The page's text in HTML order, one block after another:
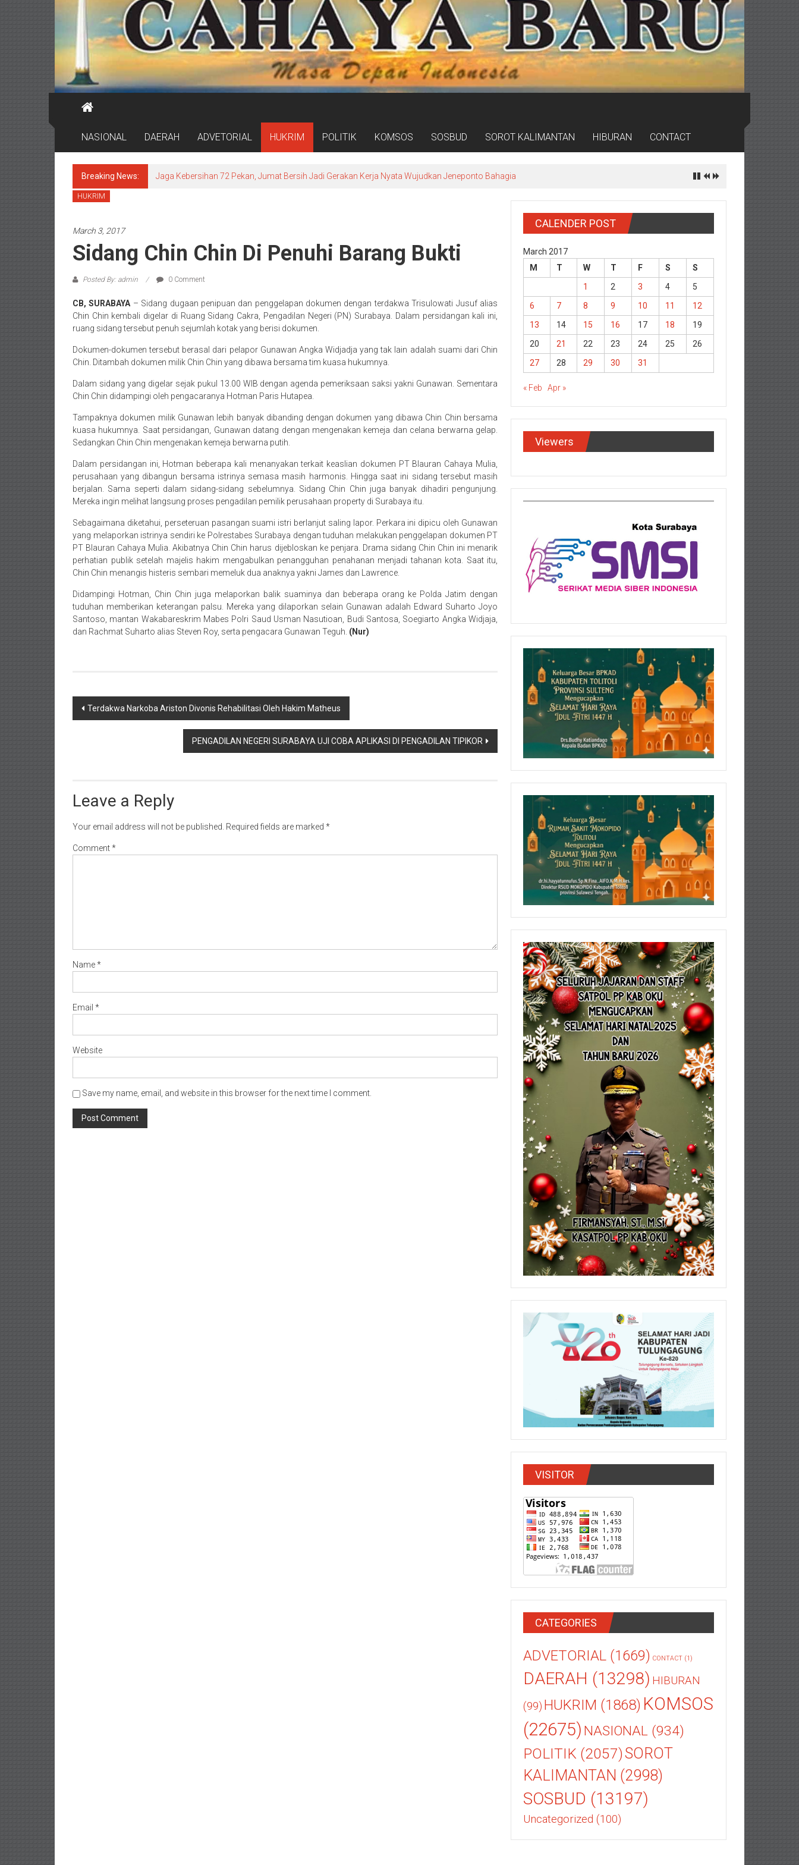
NASIONAL DAERAH ADVETORIAL HUKRIM POLITIK KOMSOS SOSBUD SOROT KALIMANTAN HIBURAN CONTACT
Breaking News: Jaga Kebersihan 72 Pekan, Jumat Bersih Jadi Gerakan Kerja Nyata Wujudkan Jeneponto Bahagia
HUKRIM
March 3, 2017
Sidang Chin Chin Di Penuhi Barang Bukti
Posted By: admin 0 Comment
CB, SURABAYA – Sidang dugaan penipuan dan penggelapan dokumen dengan terdakwa Trisulowati Jusuf alias
Chin Chin kembali digelar di Ruang Sidang Cakra, Pengadilan Negeri (PN) Surabaya. Dalam persidangan kali ini,
ruang sidang tersebut penuh sejumlah kotak yang berisi dokumen.
Dokumen-dokumen tersebut berasal dari pelapor Gunawan Angka Widjadja yang tak lain adalah suami dari Chin
Chin. Ditambah dokumen milik Chin Chin yang dibawa bersama tim kuasa hukumnya.
Dalam sidang yang digelar sejak pukul 13.00 WIB dengan agenda pemeriksaan saksi yakni Gunawan. Sementara
Chin Chin didampingi oleh pengacaranya Hotman Paris Hutapea.
Tampaknya dokumen milik Gunawan lebih banyak dibanding dengan dokumen yang dibawa Chin Chin bersama
kuasa hukumnya. Saat persidangan, Gunawan datang dengan mengenakan kemeja dan celana berwarna gelap.
Sedangkan Chin Chin mengenakan kemeja berwarna putih.
Dalam persidangan ini, Hotman beberapa kali menanyakan terkait keaslian dokumen PT Blauran Cahaya Mulia,
perusahaan yang dibangun bersama istrinya semasa masih harmonis. Hingga saat ini sidang tersebut masih
berjalan. Sama seperti dalam sidang-sidang sebelumnya. Sidang Chin Chin juga banyak dihadiri pengunjung.
Mereka ingin melihat langsung proses pengadilan pemilik perusahaan property di Surabaya itu.
Sebagaimana diketahui, perseteruan pasangan suami istri berlanjut saling lapor. Perkara ini dipicu oleh Gunawan
yang melaporkan istrinya sendiri ke Polrestabes Surabaya dengan tuduhan melakukan penggelapan dokumen PT
PT Blauran Cahaya Mulia. Akibatnya Chin Chin harus dijebloskan ke penjara. Drama sidang Chin Chin ini menarik
perhatian publik setelah majelis hakim mengabulkan penangguhan penahanan menjadi tahanan kota. Saat itu,
Chin Chin menangis histeris sembari memeluk dua anaknya yakni James dan Lawrence.
Didampingi Hotman, Chin Chin juga melaporkan balik suaminya dan beberapa orang ke Polda Jatim dengan
tuduhan memberikan keterangan palsu. Mereka yang dilaporkan selain Gunawan adalah Edward Suharto Joyo
Santoso, mantan Wakabareskrim Mabes Polri Saud Usman Nasutioan, Budi Santosa, Soegiarto Angka Widjaja,
dan Rachmat Suharto alias Steven Roy, serta pengacara Gunawan Teguh. (Nur)
Post
Terdakwa Narkoba Ariston Divonis Rehabilitasi Oleh Hakim Matheus
PENGADILAN NEGERI SURABAYA UJI COBA APLIKASI DI PENGADILAN TIPIKOR
Leave a Reply
Your email address will not be published. Required fields are marked *
Comment*
Name*
Email *
Website
Save my name, email, and website in this browser for the next time I comment.
CALENDER POST
March 2017
M
T W T F S
S
1
2 3 4
5
6
7 8 9 10 11
12
13
14 15 16 17 18
19
20
21 22 23 24 25
26
27
28 29 30 31
« Feb Apr »
Viewers
VISITOR
CATEGORIES
ADVETORIAL (1669) CONTACT (1)
DAERAH (13298) HIBURAN
(99) HUKRIM (1868) KOMSOS
(22675) NASIONAL (934)
POLITIK (2057)SOROT
KALIMANTAN (2998)
SOSBUD (13197)
Uncategorized (100)